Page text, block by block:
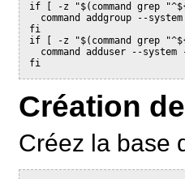
if [ -z "$(command grep
command addgroup --
fi
if [ -z "$(command grep
command adduser --system
Création
Créez la base